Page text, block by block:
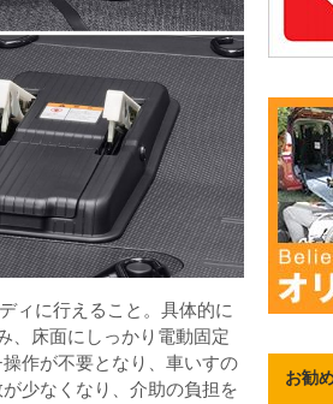
ィに行えること。具体的に
、床面にしっかり電動固定
作が不要となり、車いすの
少なくなり、介助の負担を
お勧